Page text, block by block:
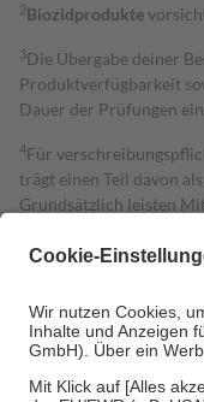
2Biozidprodukte
3Die Übergabe deiner
Produktverfügbarkeit
Dauer der Prüfungen
4Für
trägt einen Teil davon
Grundsätzlich leisten
Diese Regeln gelten
Um das Engagement
• Kindern und
• Untersuchungen zur
• empfohlenen